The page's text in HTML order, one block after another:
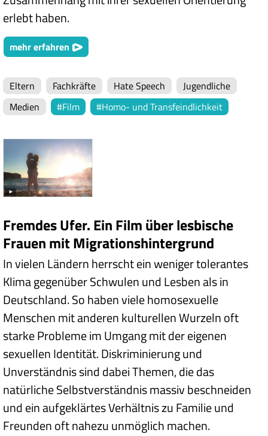
erlebt haben.
mehr erfahren
Eltern Fachkräfte Hate Speech
Jugendliche
Medien
Film Homo- und Transfeindlichkeit
Fremdes Ufer. Ein Film über lesbische
Frauen mit Migrationshintergrund
In vielen Ländern herrscht ein weniger tolerantes
Klima gegenüber Schwulen und Lesben als in
Deutschland. So haben viele homosexuelle
Menschen mit anderen kulturellen Wurzeln oft
starke Probleme im Umgang mit der eigenen
sexuellen Identität. Diskriminierung und
Unverständnis sind dabei Themen, die das
natürliche Selbstverständnis massiv beschneiden
und ein aufgeklärtes Verhältnis zu Familie und
Freunden oft nahezu unmöglich machen.